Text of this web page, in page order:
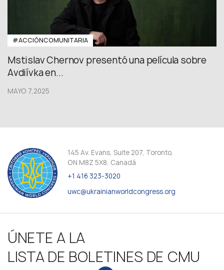
#ACCIÓNCOMUNITARIA
Mstislav Chernov presentó una película sobre
Avdiívka en...
MAYO 7,2025
145 Av. Evans, Suite 207, Toronto,
ON M8Z 5X8, Canadá
+1 416 323-3020
uwc@ukrainianworldcongress.org
ÚNETE A LA
LISTA DE BOLETINES DE CMU